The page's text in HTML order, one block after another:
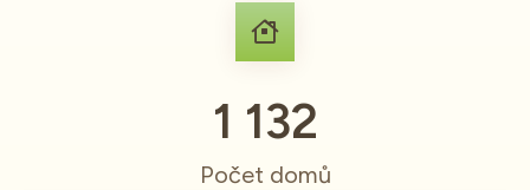
1 132
Počet domů